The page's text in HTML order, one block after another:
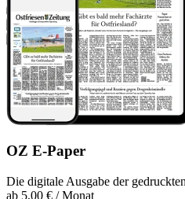
OZ E-Paper
Die digitale Ausgabe der
ab 5,00 € / Monat